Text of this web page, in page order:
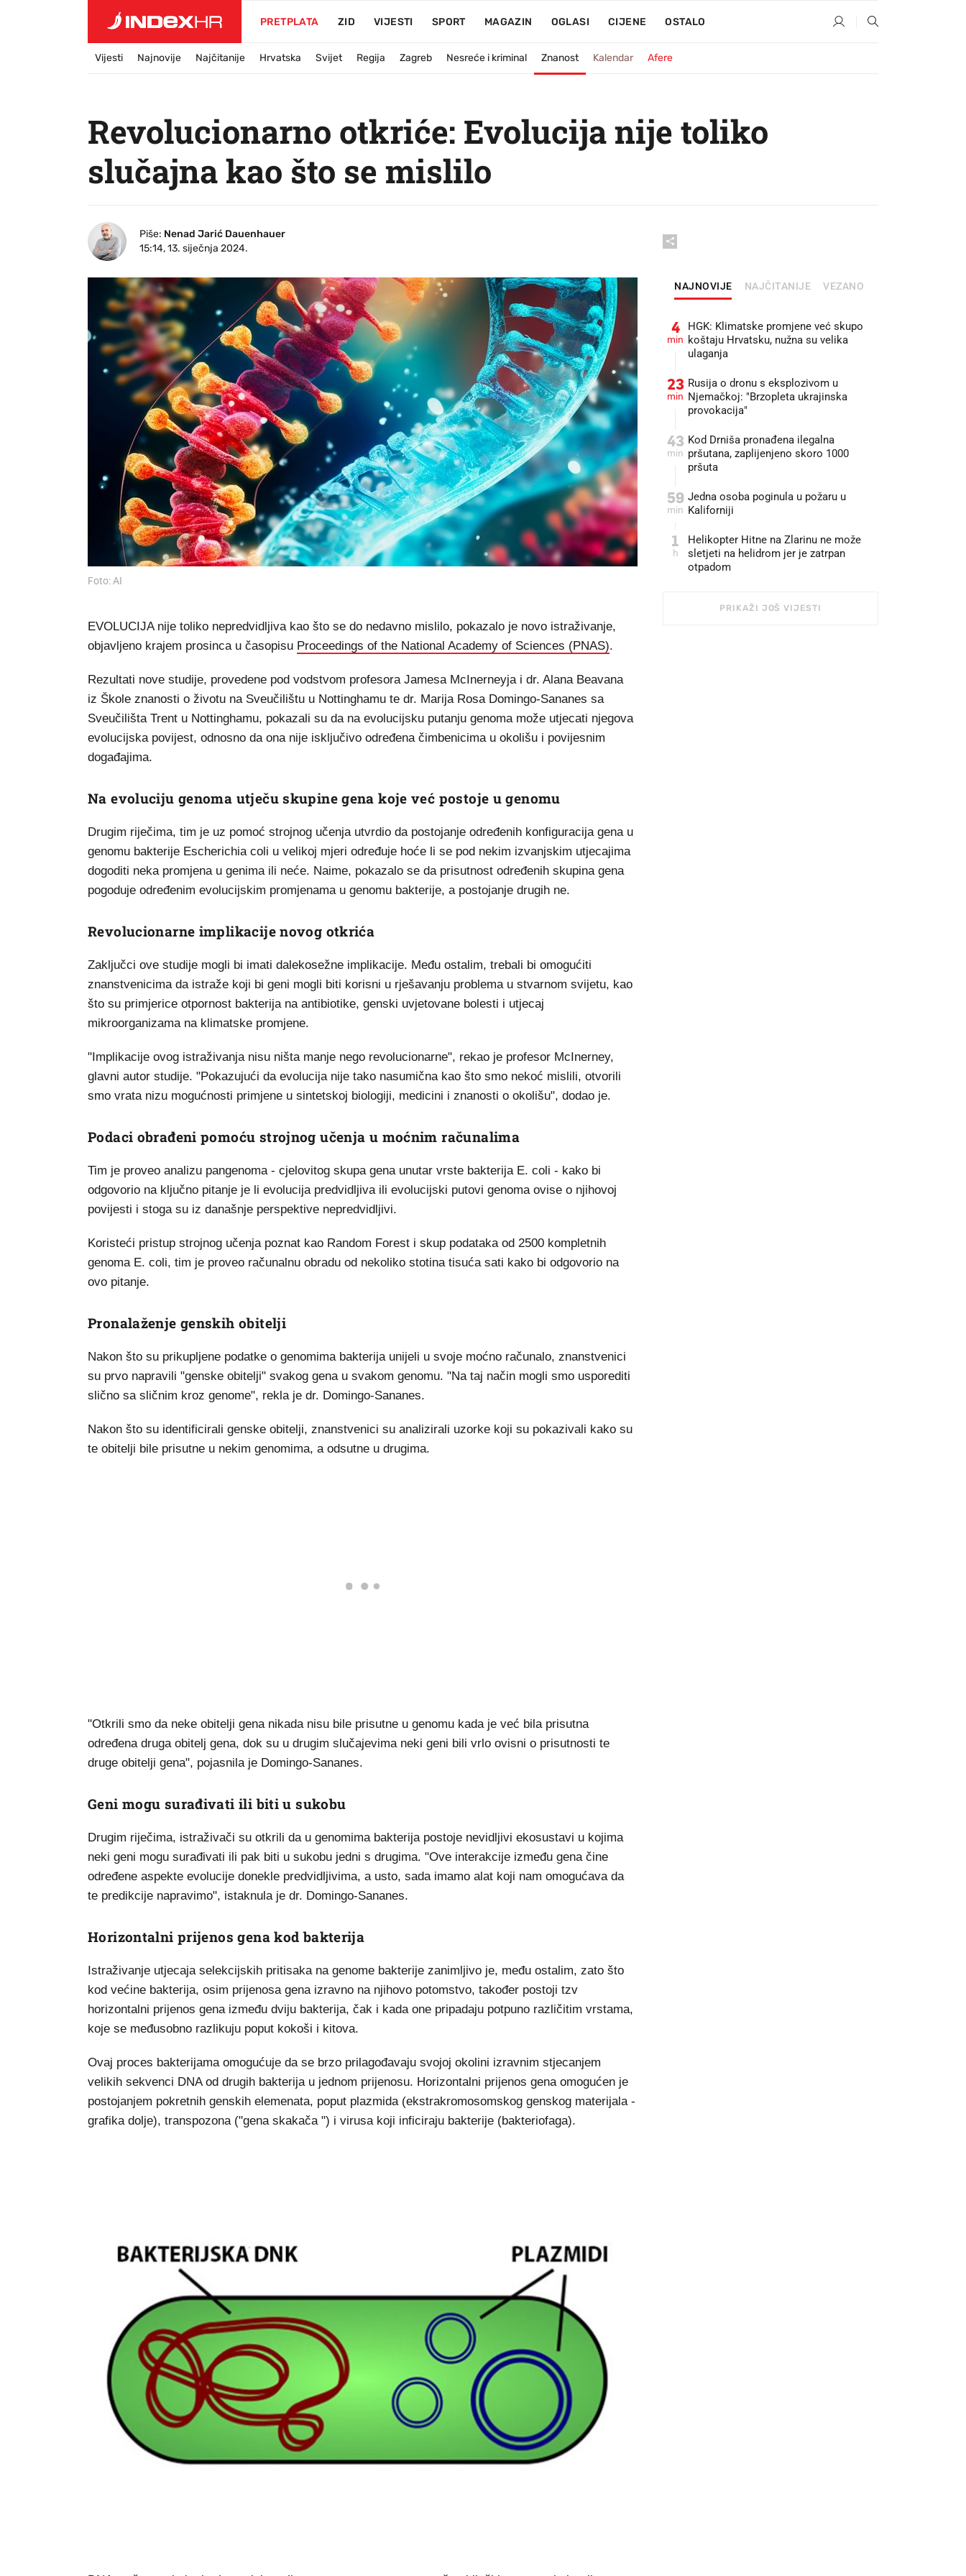
PRETPLATA ZID VIJESTI SPORT MAGAZIN OGLASI CIJENE OSTALO
Vijesti Najnovije Najčitanije Hrvatska Svijet Regija Zagreb Nesreće i kriminal Znanost Kalendar Afere
Revolucionarno otkriće: Evolucija nije toliko
slučajna kao što se mislilo
Piše: Nenad Jarić Dauenhauer
15:14, 13. siječnja 2024.
Foto: AI
EVOLUCIJA nije toliko nepredvidljiva kao što se do nedavno mislilo, pokazalo je novo istraživanje,
objavljeno krajem prosinca u časopisu Proceedings of the National Academy of Sciences (PNAS).
Rezultati nove studije, provedene pod vodstvom profesora Jamesa McInerneyja i dr. Alana Beavana
iz Škole znanosti o životu na Sveučilištu u Nottinghamu te dr. Marija Rosa Domingo-Sananes sa
Sveučilišta Trent u Nottinghamu, pokazali su da na evolucijsku putanju genoma može utjecati njegova
evolucijska povijest, odnosno da ona nije isključivo određena čimbenicima u okolišu i povijesnim
događajima.
Na evoluciju genoma utječu skupine gena koje već postoje u genomu
Drugim riječima, tim je uz pomoć strojnog učenja utvrdio da postojanje određenih konfiguracija gena u
genomu bakterije Escherichia coli u velikoj mjeri određuje hoće li se pod nekim izvanjskim utjecajima
dogoditi neka promjena u genima ili neće. Naime, pokazalo se da prisutnost određenih skupina gena
pogoduje određenim evolucijskim promjenama u genomu bakterije, a postojanje drugih ne.
Revolucionarne implikacije novog otkrića
Zaključci ove studije mogli bi imati dalekosežne implikacije. Među ostalim, trebali bi omogućiti
znanstvenicima da istraže koji bi geni mogli biti korisni u rješavanju problema u stvarnom svijetu, kao
što su primjerice otpornost bakterija na antibiotike, genski uvjetovane bolesti i utjecaj
mikroorganizama na klimatske promjene.
"Implikacije ovog istraživanja nisu ništa manje nego revolucionarne", rekao je profesor McInerney,
glavni autor studije. "Pokazujući da evolucija nije tako nasumična kao što smo nekoć mislili, otvorili
smo vrata nizu mogućnosti primjene u sintetskoj biologiji, medicini i znanosti o okolišu", dodao je.
Podaci obrađeni pomoću strojnog učenja u moćnim računalima
Tim je proveo analizu pangenoma - cjelovitog skupa gena unutar vrste bakterija E. coli - kako bi
odgovorio na ključno pitanje je li evolucija predvidljiva ili evolucijski putovi genoma ovise o njihovoj
povijesti i stoga su iz današnje perspektive nepredvidljivi.
Koristeći pristup strojnog učenja poznat kao Random Forest i skup podataka od 2500 kompletnih
genoma E. coli, tim je proveo računalnu obradu od nekoliko stotina tisuća sati kako bi odgovorio na
ovo pitanje.
Pronalaženje genskih obitelji
Nakon što su prikupljene podatke o genomima bakterija unijeli u svoje moćno računalo, znanstvenici
su prvo napravili "genske obitelji" svakog gena u svakom genomu. "Na taj način mogli smo usporediti
slično sa sličnim kroz genome", rekla je dr. Domingo-Sananes.
Nakon što su identificirali genske obitelji, znanstvenici su analizirali uzorke koji su pokazivali kako su
te obitelji bile prisutne u nekim genomima, a odsutne u drugima.
"Otkrili smo da neke obitelji gena nikada nisu bile prisutne u genomu kada je već bila prisutna
određena druga obitelj gena, dok su u drugim slučajevima neki geni bili vrlo ovisni o prisutnosti te
druge obitelji gena", pojasnila je Domingo-Sananes.
Geni mogu surađivati ili biti u sukobu
Drugim riječima, istraživači su otkrili da u genomima bakterija postoje nevidljivi ekosustavi u kojima
neki geni mogu surađivati ili pak biti u sukobu jedni s drugima. "Ove interakcije između gena čine
određene aspekte evolucije donekle predvidljivima, a usto, sada imamo alat koji nam omogućava da
te predikcije napravimo", istaknula je dr. Domingo-Sananes.
Horizontalni prijenos gena kod bakterija
Istraživanje utjecaja selekcijskih pritisaka na genome bakterije zanimljivo je, među ostalim, zato što
kod većine bakterija, osim prijenosa gena izravno na njihovo potomstvo, također postoji tzv
horizontalni prijenos gena između dviju bakterija, čak i kada one pripadaju potpuno različitim vrstama,
koje se međusobno razlikuju poput kokoši i kitova.
Ovaj proces bakterijama omogućuje da se brzo prilagođavaju svojoj okolini izravnim stjecanjem
velikih sekvenci DNA od drugih bakterija u jednom prijenosu. Horizontalni prijenos gena omogućen je
postojanjem pokretnih genskih elemenata, poput plazmida (ekstrakromosomskog genskog materijala -
grafika dolje), transpozona ("gena skakača ") i virusa koji inficiraju bakterije (bakteriofaga).
NAJNOVIJE NAJČITANIJE VEZANO
4
min
HGK: Klimatske promjene već skupo
koštaju Hrvatsku, nužna su velika
ulaganja
23
min
Rusija o dronu s eksplozivom u
Njemačkoj: "Brzopleta ukrajinska
provokacija"
43
min
Kod Drniša pronađena ilegalna
pršutana, zaplijenjeno skoro 1000
pršuta
59
min
Jedna osoba poginula u požaru u
Kaliforniji
1
h
Helikopter Hitne na Zlarinu ne može
sletjeti na helidrom jer je zatrpan
otpadom
PRIKAŽI JOŠ VIJESTI